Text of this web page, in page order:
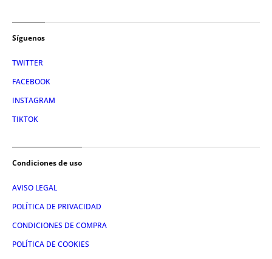
Síguenos
TWITTER
FACEBOOK
INSTAGRAM
TIKTOK
Condiciones de uso
AVISO LEGAL
POLÍTICA DE PRIVACIDAD
CONDICIONES DE COMPRA
POLÍTICA DE COOKIES